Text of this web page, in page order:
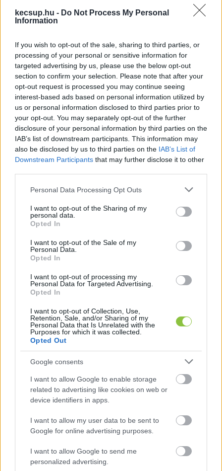
kecsup.hu - Do Not Process My Personal
Information
If you wish to opt-out of the sale, sharing to third parties, or
processing of your personal or sensitive information for
targeted advertising by us, please use the below opt-out
section to confirm your selection. Please note that after your
opt-out request is processed you may continue seeing
interest-based ads based on personal information utilized by
us or personal information disclosed to third parties prior to
your opt-out. You may separately opt-out of the further
disclosure of your personal information by third parties on the
IAB’s list of downstream participants. This information may
also be disclosed by us to third parties on the IAB’s List of
Downstream Participants that may further disclose it to other
Please note that this website/app uses one or more Google
not limited to your visit or usage behaviour. You may click to
grant or deny consent to Google and its third-party tags to
use your data for below specified purposes in below Google
consent section.
Personal Data Processing Opt Outs
I want to opt-out of the Sharing of my
personal data.
Opted In
I want to opt-out of the Sale of my
Personal Data.
Opted In
I want to opt-out of processing my
Personal Data for Targeted Advertising.
Opted In
I want to opt-out of Collection, Use,
Retention, Sale, and/or Sharing of my
Personal Data that Is Unrelated with the
Purposes for which it was collected.
Opted Out
Google consents
I want to allow Google to enable storage
related to advertising like cookies on web or
device identifiers in apps.
I want to allow my user data to be sent to
Google for online advertising purposes.
I want to allow Google to send me
personalized advertising.
dolgozók szemléletét” – mondta.
Tisztában van vele, hogy nehéz feladatra
vállalkozik, és nagy felelősség hárul rá,
ugyanakkor szeretné, ha a jövőben is a
szabadság jutna eszükbe az embereknek róla –
mondta Hegedűs Zsolt.
egészségügyi dolgozók – vezetők és
szakdolgozók egyaránt – nyíltan beszélhetnek a
problémáikról. Hozzátette, mindez megfelelő
szakmai keretek között történne, ahol az
őszinteség nem kockázat, hanem alapelv –
hangzott el az RTL Híradóban.
Hegedűs Zsolt szerint a minőségi mutatók
mérése, a hitelesítése és publikálása az egyik
legfontosabb egy egészségügyi reformhoz. Az
hogy felismerjék, milyen fejlesztésekre van
szükség – például egy új mentőállomásra.
A leendő miniszter arról is beszélt, hogy szeretné
ha, nemcsak a választás éjszakáján bemutatott
tánca miatt lenne híres, hanem a szakterület
megreformálása miatt is.